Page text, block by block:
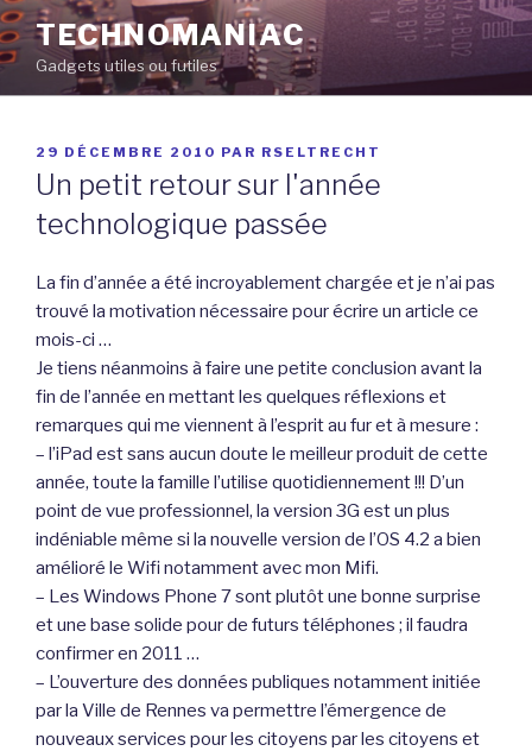
Aller
au
contenu
principal
TECHNOMANIAC
Gadgets utiles ou futiles
PUBLIÉ
LE
29 DÉCEMBRE 2010 PAR RSELTRECHT
Un petit retour sur l'année
technologique passée
La fin d’année a été incroyablement chargée et je n’ai pas
trouvé la motivation nécessaire pour écrire un article ce
mois-ci …
Je tiens néanmoins à faire une petite conclusion avant la
fin de l’année en mettant les quelques réflexions et
remarques qui me viennent à l’esprit au fur et à mesure :
– l’iPad est sans aucun doute le meilleur produit de cette
année, toute la famille l’utilise quotidiennement !!! D’un
point de vue professionnel, la version 3G est un plus
indéniable même si la nouvelle version de l’OS 4.2 a bien
amélioré le Wifi notamment avec mon Mifi.
– Les Windows Phone 7 sont plutôt une bonne surprise
et une base solide pour de futurs téléphones ; il faudra
confirmer en 2011 …
– L’ouverture des données publiques notamment initiée
par la Ville de Rennes va permettre l’émergence de
nouveaux services pour les citoyens par les citoyens et